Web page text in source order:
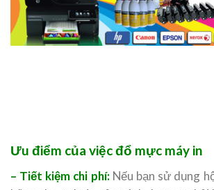
Ưu điểm của việc đổ mực máy in
– Tiết kiệm chi phí:Nếu bạn sử dụng